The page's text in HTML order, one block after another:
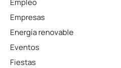
Empleo
Empresas
Energía renovable
Eventos
Fiestas